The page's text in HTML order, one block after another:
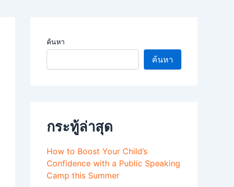
ค้นหา
ค้นหา
กระทู้ล่าสุด
How to Boost Your Child’s
Confidence with a Public Speaking
Camp this Summer